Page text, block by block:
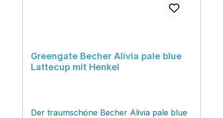
Greengate Becher Alivia pale blue
Lattecup mit Henkel
Der traumschöne Becher Alivia pale blue